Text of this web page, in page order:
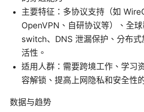
主要特征：多协议支持（如
OpenVPN、自研协议等）、全
switch、DNS 泄漏保护、分布式
活性。
适用人群：需要跨境工作、学习
容解锁、提高上网隐私和安全性
数据与趋势